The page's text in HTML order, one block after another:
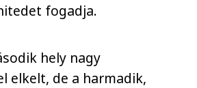
fogadja.
hely nagy
elkelt, de a harmadik,